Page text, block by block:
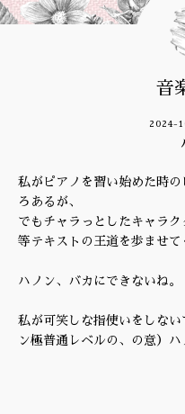
音
2024-
私がピアノを習い始めた時
ろあるが、
でもチャラっとしたキャラ
等テキストの王道を歩ませて
ハノン、バカにできないね。
私が可笑しな指使いをしな
ン極普通レベルの、の意）ハ